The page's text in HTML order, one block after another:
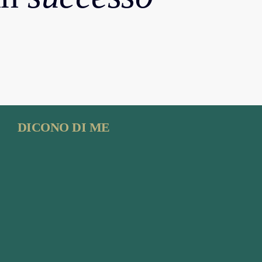
DICONO DI ME